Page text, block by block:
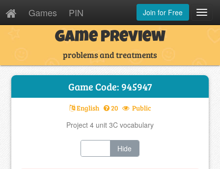
Games PIN Join for Free
Game Preview
problems and treatments
Game Code: 945947
English 20 Public
Project 4 unit 3C vocabulary
Hide